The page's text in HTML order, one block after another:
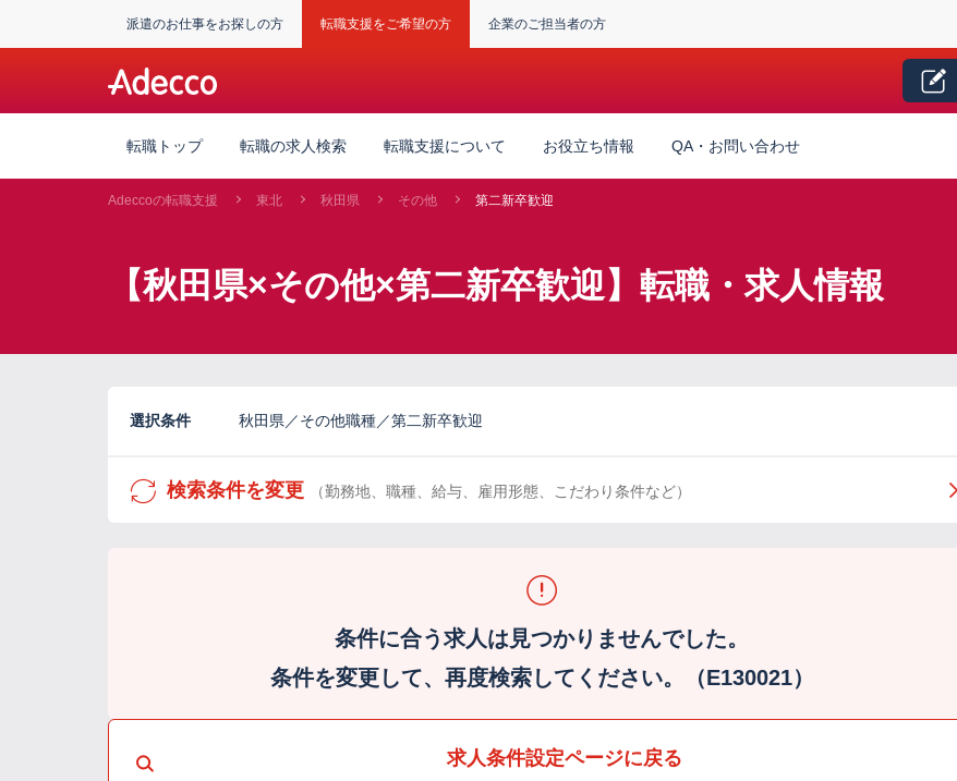
派遣のお仕事をお探しの方 転職支援をご希望の方 企業のご担当者の方
転職トップ 転職の求人検索 転職支援について お役立ち情報 QA・お問い合わせ
Adeccoの転職支援 東北 秋田県 その他 第二新卒歓迎
【秋田県×その他×第二新卒歓迎】転職・求人情報
選択条件 秋田県／その他職種／第二新卒歓迎
検索条件を変更 （勤務地、職種、給与、雇用形態、こだわり条件など）
条件に合う求人は見つかりませんでした。
条件を変更して、再度検索してください。（E130021）
求人条件設定ページに戻る